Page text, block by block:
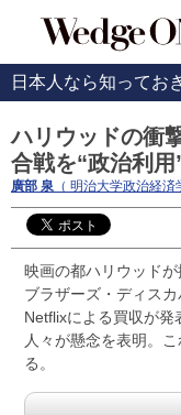
日本人なら知ってお
ハリウッドの衝
合戦を“政治利
廣部 泉 （ 明治大学政治経済
映画の都ハリウッド
ブラザーズ・ディス
Netflixによる買収が
人々が懸念を表明。
る。